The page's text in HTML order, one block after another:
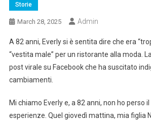
Storie
March 28, 2025 Admin
A 82 anni, Everly si è sentita dire che era
“vestita male” per un ristorante alla moda.
post virale su Facebook che ha suscitato
cambiamenti.
Mi chiamo Everly e, a 82 anni, non ho perso
esperienze. Quel giovedì mattina, mia figlia